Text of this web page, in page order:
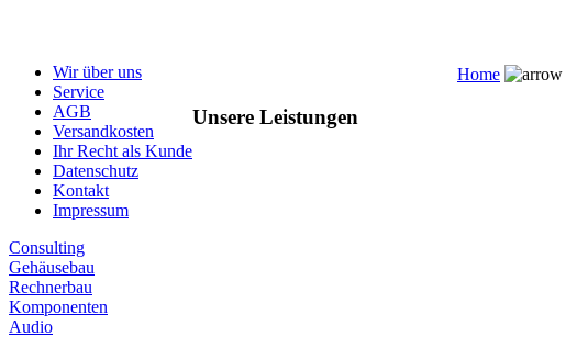
Wir über uns
Service
AGB
Versandkosten
Ihr Recht als Kunde
Datenschutz
Kontakt
Impressum
Home
Unsere Leistungen
Consulting
Gehäusebau
Rechnerbau
Komponenten
Audio